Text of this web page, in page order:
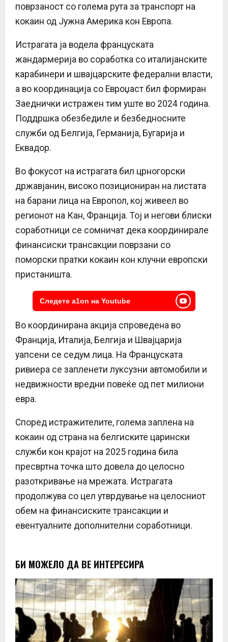
поврзаност со голема рута за транспорт на
кокаин од Јужна Америка кон Европа.
Истрагата ја водела француската
жандармерија во соработка со италијанските
карабинери и швајцарските федерални власти,
а во координација со Евроџаст бил формиран
Заеднички истражен тим уште во 2024 година.
Поддршка обезбедиле и безбедносните
служби од Белгија, Германија, Бугарија и
Еквадор.
Во фокусот на истрагата бил црногорски
државјанин, високо позициониран на листата
на барани лица на Европол, кој живеел во
регионот на Кан, Франција. Тој и негови блиски
соработници се сомничат дека координирале
финансиски трансакции поврзани со
поморски пратки кокаин кон клучни европски
пристаништа.
Следете a1on на Youtube
Во координирана акција спроведена во
Франција, Италија, Белгија и Швајцарија
уапсени се седум лица. На Француската
ривиера се запленети луксузни автомобили и
недвижности вредни повеќе од пет милиони
евра.
Според истражителите, голема заплена на
кокаин од страна на белгиските царински
служби кон крајот на 2025 година била
пресвртна точка што довела до целосно
разоткривање на мрежата. Истрагата
продолжува со цел утврдување на целосниот
обем на финансиските трансакции и
евентуалните дополнителни соработници.
БИ МОЖЕЛО ДА ВЕ ИНТЕРЕСИРА